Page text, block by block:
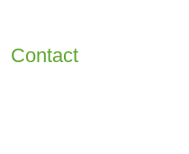
Contact